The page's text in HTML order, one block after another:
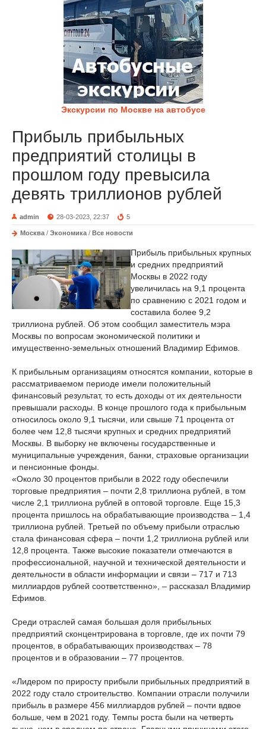
Экскурсии по Москве на автобусе
Прибыль прибыльных
предприятий столицы в
прошлом году превысила
девять триллионов рублей
admin 28-03-2023, 22:37 5
Москва / Экономика / Все новости
Прибыль прибыльных крупных
и средних предприятий
Москвы в 2022 году
увеличилась на 9,1 процента
по сравнению с 2021 годом и
составила более 9,2
триллиона рублей. Об этом сообщил заместитель мэра
Москвы по вопросам экономической политики и
имущественно-земельных отношений Владимир Ефимов.
К прибыльным организациям относятся компании, которые в
рассматриваемом периоде имели положительный
финансовый результат, то есть доходы от их деятельности
превышали расходы. В конце прошлого года к прибыльным
относилось около 9,1 тысячи, или свыше 71 процента от
более чем 12,8 тысячи крупных и средних предприятий
Москвы. В выборку не включены государственные и
муниципальные учреждения, банки, страховые организации
и пенсионные фонды.
«Около 30 процентов прибыли в 2022 году обеспечили
торговые предприятия – почти 2,8 триллиона рублей, в том
числе 2,1 триллиона рублей в оптовой торговле. Еще 15,3
процента пришлось на обрабатывающие производства – 1,4
триллиона рублей. Третьей по объему прибыли отраслью
стала финансовая сфера – почти 1,2 триллиона рублей или
12,8 процента. Также высокие показатели отмечаются в
профессиональной, научной и технической деятельности и
деятельности в области информации и связи – 717 и 713
миллиардов рублей соответственно», – рассказал Владимир
Ефимов.
Среди отраслей самая большая доля прибыльных
предприятий сконцентрирована в торговле, где их почти 79
процентов, в обрабатывающих производствах – 78
процентов и в образовании – 77 процентов.
«Лидером по приросту прибыли прибыльных предприятий в
2022 году стало строительство. Компании отрасли получили
прибыль в размере 456 миллиардов рублей – почти вдвое
больше, чем в 2021 году. Темпы роста были на четверть